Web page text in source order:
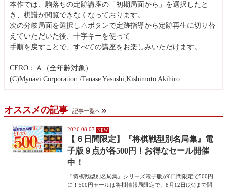
本作では、駒落ちの定跡講座の「初期局面から」を選択したと
き、棋譜が閲覧できなくなっております。
次の分岐局面を選択し△ボタンで定跡指導から定跡再生に切り替
えていただいた後、十字キーを使って
手順を戻すことで、すべての講座をお楽しみいただけます。
CERO：Ａ（全年齢対象）
(C)Mynavi Corporation /Tanase Yasushi,Kishimoto Akihiro
オススメの記事 記事一覧へ
2026.08.07
【６日間限定】『将棋戦型別名局集』電
子版９点が各500円！お得なセール開催
中！
『将棋戦型別名局集』シリーズ電子版が6日間限定で500円
に！500円セールは将棋情報局限定で、8月12日(水)まで開